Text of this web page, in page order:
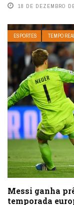
18 DE DEZEMBRO
ESPORTES TEMPO
Messi ganha
temporada